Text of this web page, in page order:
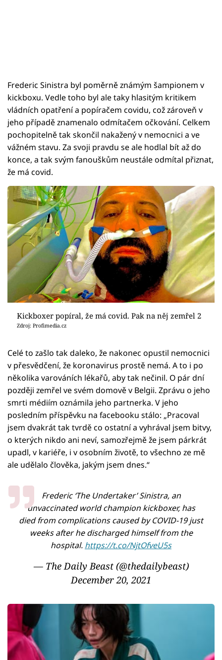
Frederic Sinistra byl poměrně známým šampionem v
kickboxu. Vedle toho byl ale taky hlasitým kritikem
vládních opatření a popíračem covidu, což zároveň v
jeho případě znamenalo odmítačem očkování. Celkem
pochopitelně tak skončil nakažený v nemocnici a ve
vážném stavu. Za svoji pravdu se ale hodlal bít až do
konce, a tak svým fanouškům neustále odmítal přiznat,
že má covid.
Kickboxer popíral, že má covid. Pak na něj zemřel 2
Zdroj: Profimedia.cz
Celé to zašlo tak daleko, že nakonec opustil nemocnici
v přesvědčení, že koronavirus prostě nemá. A to i po
několika varováních lékařů, aby tak nečinil. O pár dní
později zemřel ve svém domově v Belgii. Zprávu o jeho
smrti médiím oznámila jeho partnerka. V jeho
posledním příspěvku na facebooku stálo: „Pracoval
jsem dvakrát tak tvrdě co ostatní a vyhrával jsem bitvy,
o kterých nikdo ani neví, samozřejmě že jsem párkrát
upadl, v kariéře, i v osobním životě, to všechno ze mě
ale udělalo člověka, jakým jsem dnes.“
Frederic ‘The Undertaker’ Sinistra, an
unvaccinated world champion kickboxer, has
died from complications caused by COVID-19 just
weeks after he discharged himself from the
hospital. https://t.co/NjtOfveU5s
— The Daily Beast (@thedailybeast)
December 20, 2021